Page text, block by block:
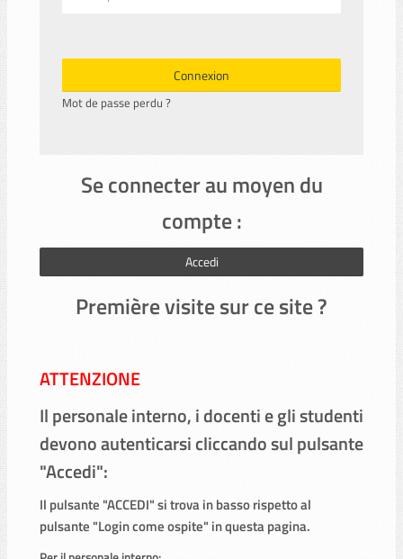
Connexion
Mot de passe perdu ?
Se connecter au moyen du
compte :
Accedi
Première visite sur ce site ?
ATTENZIONE
Il personale interno, i docenti e gli studenti
devono autenticarsi cliccando sul pulsante
"Accedi":
Il pulsante "ACCEDI" si trova in basso rispetto al
pulsante "Login come ospite" in questa pagina.